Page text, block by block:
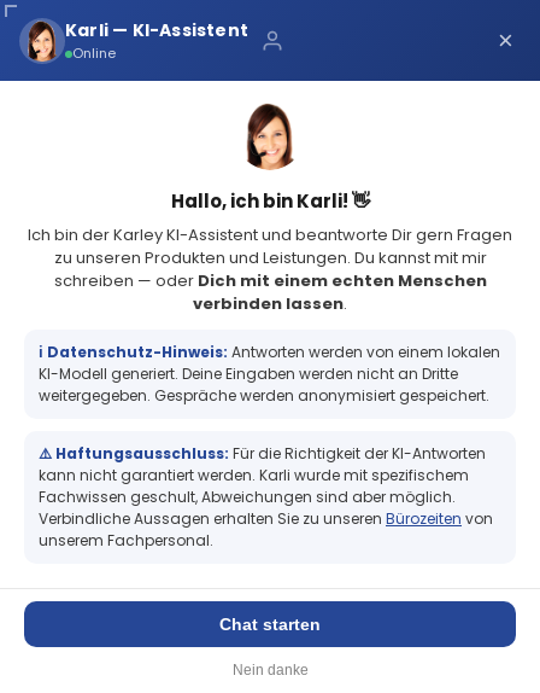
Über uns
Schnelle Lieferung
4.8(73 Bewertungen)
RFID Aufkleber
RFID Aufkleber – Selbstklebende
Transponder für flexible
Kennzeichnung
Bei uns kaufen Sie hochwertige UHF-RFID-
Etiketten, die sich nach Material, Format, Chiptyp
und Inlay unterscheiden. Ideal zum Bedrucken per
×
Karli — KI-Assistent
Online ×
Hallo, ich bin Karli! 👋
Ich bin der Karley KI-Assistent und beantworte Dir gern Fragen
zu unseren Produkten und Leistungen. Du kannst mit mir
schreiben — oder Dich mit einem echten Menschen
verbinden lassen.
ℹ️ Datenschutz-Hinweis: Antworten werden von einem lokalen
KI-Modell generiert. Deine Eingaben werden nicht an Dritte
weitergegeben. Gespräche werden anonymisiert gespeichert.
⚠️ Haftungsausschluss: Für die Richtigkeit der KI-Antworten
kann nicht garantiert werden. Karli wurde mit spezifischem
Fachwissen geschult, Abweichungen sind aber möglich.
Verbindliche Aussagen erhalten Sie zu unseren Bürozeiten von
unserem Fachpersonal.
Chat starten
Nein danke